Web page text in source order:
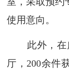
使用意向。
此外，在广
厅，200余件